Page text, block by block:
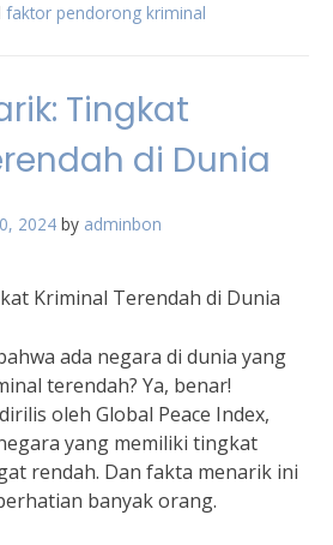
faktor pendorong kriminal
Tingkat
di Dunia
2024 by adminbon
Kriminal Terendah di Dunia
ada negara di dunia yang
terendah? Ya, benar!
oleh Global Peace Index,
yang memiliki tingkat
rendah. Dan fakta menarik ini
banyak orang.